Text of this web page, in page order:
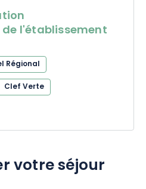
Sources ! Loin du monde,
l'essentiel ...
l'établissement
Régional
Clef Verte
votre séjour